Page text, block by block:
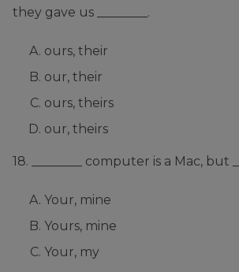
they gave us ________.
ours, their
our, their
ours, theirs
our, theirs
18. ________ computer is a Mac, but
Your, mine
Yours, mine
Your, my